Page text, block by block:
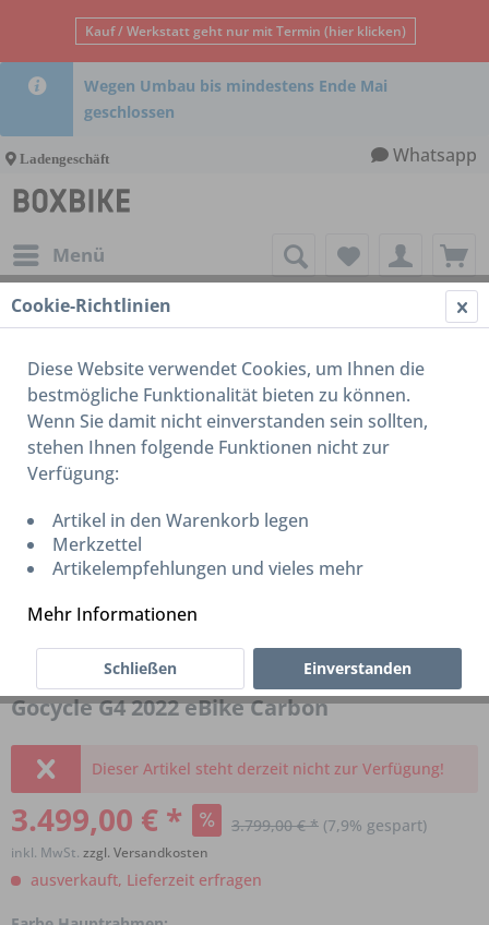
Kauf / Werkstatt geht nur mit Termin (hier klicken)
Wegen Umbau bis mindestens Ende Mai
geschlossen
Ladengeschäft Whatsapp
Menü
Gocycle G4 2022 eBike Carbon
Dieser Artikel steht derzeit nicht zur Verfügung!
3.499,00 € * 3.799,00 € * (7,9% gespart)
inkl. MwSt. zzgl. Versandkosten
ausverkauft, Lieferzeit erfragen
Cookie-Richtlinien
Diese Website verwendet Cookies, um Ihnen die
bestmögliche Funktionalität bieten zu können.
Wenn Sie damit nicht einverstanden sein sollten,
stehen Ihnen folgende Funktionen nicht zur
Verfügung:
Artikel in den Warenkorb legen
Merkzettel
Artikelempfehlungen und vieles mehr
Mehr Informationen
Einverstanden
Schließen